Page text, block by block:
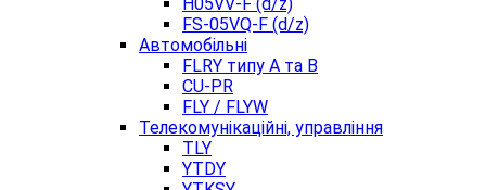
FS-05VQ-F (d/z)
Автомобільні
FLRY типу A та B
CU-PR
FLY / FLYW
Телекомунікаційні, управління
TLY
YTDY